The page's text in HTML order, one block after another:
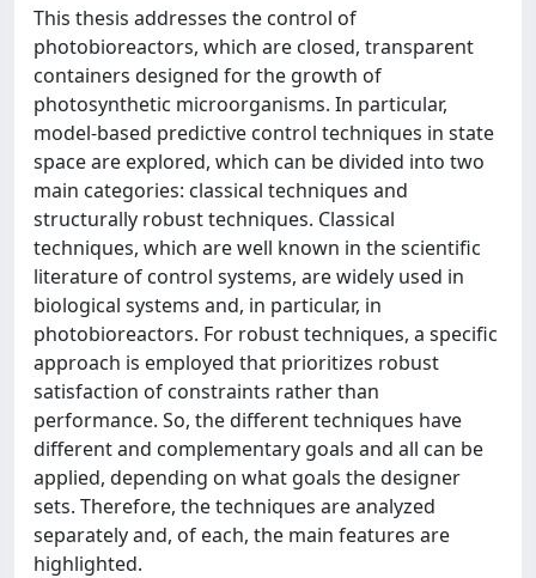
This thesis addresses the control of
photobioreactors, which are closed, transparent
containers designed for the growth of
photosynthetic microorganisms. In particular,
model-based predictive control techniques in state
space are explored, which can be divided into two
main categories: classical techniques and
structurally robust techniques. Classical
techniques, which are well known in the scientific
literature of control systems, are widely used in
biological systems and, in particular, in
photobioreactors. For robust techniques, a specific
approach is employed that prioritizes robust
satisfaction of constraints rather than
performance. So, the different techniques have
different and complementary goals and all can be
applied, depending on what goals the designer
sets. Therefore, the techniques are analyzed
separately and, of each, the main features are
highlighted.